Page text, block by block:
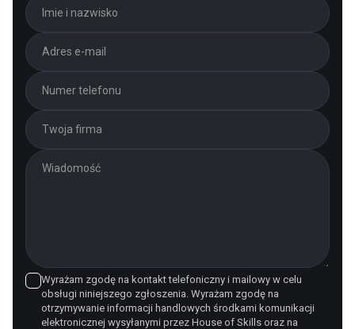
Wyrażam zgodę na kontakt telefoniczny i mailowy w celu
obsługi niniejszego zgłoszenia. Wyrażam zgodę na
otrzymywanie informacji handlowych środkami komunikacji
elektronicznej wysyłanymi przez House of Skills oraz na